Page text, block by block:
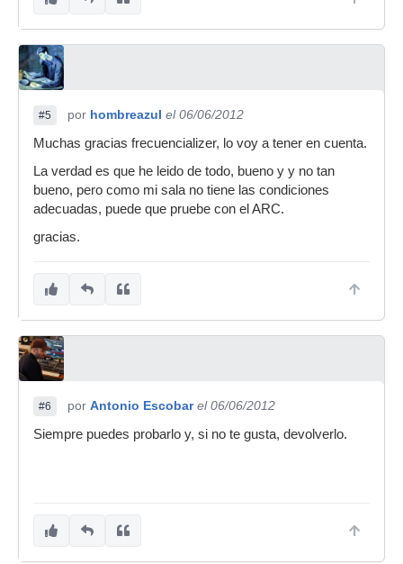
#5 por hombreazul el 06/06/2012
Muchas gracias frecuencializer, lo voy a tener en cuenta.
La verdad es que he leido de todo, bueno y y no tan
bueno, pero como mi sala no tiene las condiciones
adecuadas, puede que pruebe con el ARC.
gracias.
#6 por Antonio Escobar el 06/06/2012
Siempre puedes probarlo y, si no te gusta, devolverlo.